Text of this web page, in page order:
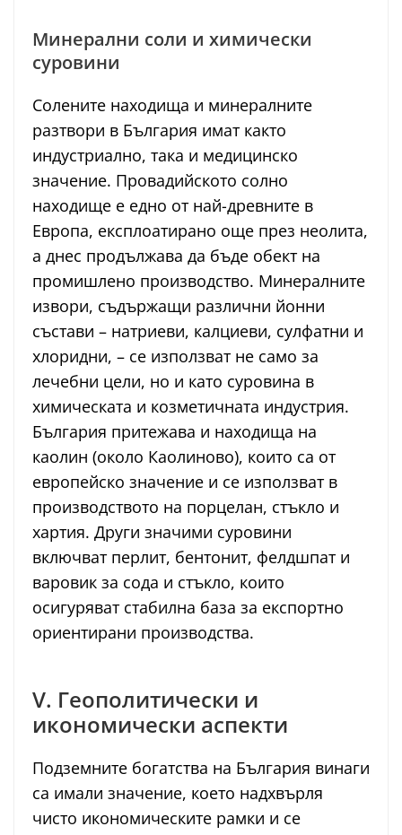
Минерални соли и химически
суровини
Солените находища и минералните
разтвори в България имат както
индустриално, така и медицинско
значение. Провадийското солно
находище е едно от най-древните в
Европа, експлоатирано още през неолита,
а днес продължава да бъде обект на
промишлено производство. Минералните
извори, съдържащи различни йонни
състави – натриеви, калциеви, сулфатни и
хлоридни, – се използват не само за
лечебни цели, но и като суровина в
химическата и козметичната индустрия.
България притежава и находища на
каолин (около Каолиново), които са от
европейско значение и се използват в
производството на порцелан, стъкло и
хартия. Други значими суровини
включват перлит, бентонит, фелдшпат и
варовик за сода и стъкло, които
осигуряват стабилна база за експортно
ориентирани производства.
V. Геополитически и
икономически аспекти
Подземните богатства на България винаги
са имали значение, което надхвърля
чисто икономическите рамки и се